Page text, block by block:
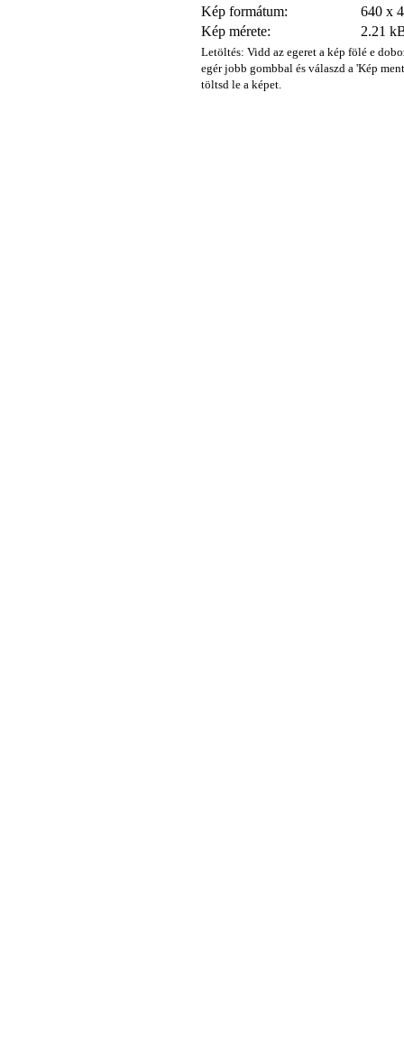
Kép formátum:
640 x
Kép mérete:
2.21
Letöltés: Vidd az egeret a kép fölé e
egér jobb gombbal és válaszd a 'Kép
töltsd le a képet.